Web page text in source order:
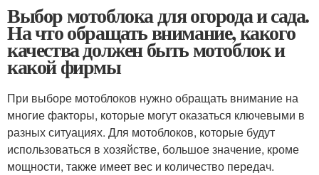
Выбор мотоблока для огорода и сада.
На что обращать внимание, какого
качества должен быть мотоблок и
какой фирмы
При выборе мотоблоков нужно обращать внимание на
многие факторы, которые могут оказаться ключевыми в
разных ситуациях. Для мотоблоков, которые будут
использоваться в хозяйстве, большое значение, кроме
мощности, также имеет вес и количество передач.